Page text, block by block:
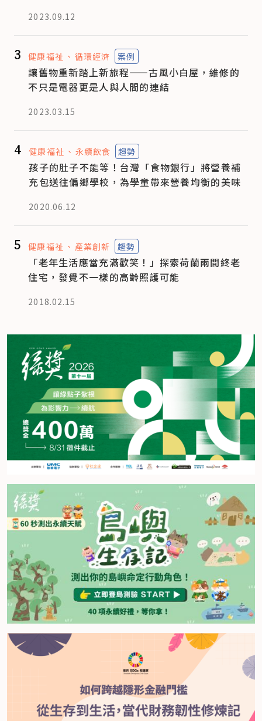
2023.09.12
3 健康福祉 循環經濟 案例
讓舊物重新踏上新旅程——古風小白屋，維修的
不只是電器更是人與人間的連結
2023.03.15
4 健康福祉 永續飲食 趨勢
孩子的肚子不能等！台灣「食物銀行」將營養補
充包送往偏鄉學校，為學童帶來營養均衡的美味
2020.06.12
5 健康福祉 產業創新 趨勢
「老年生活應當充滿歡笑！」探索荷蘭兩間終老
住宅，發覺不一樣的高齡照護可能
2018.02.15